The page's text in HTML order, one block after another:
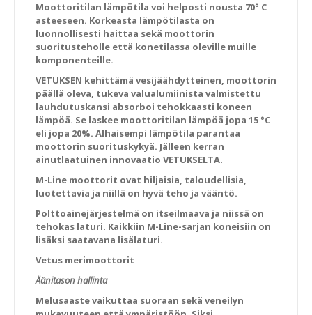
Moottoritilan lämpötila voi helposti nousta 70° C
asteeseen. Korkeasta lämpötilasta on
luonnollisesti haittaa sekä moottorin
suoritusteholle että konetilassa oleville muille
komponenteille.
VETUKSEN kehittämä vesijäähdytteinen, moottorin
päällä oleva, tukeva valualumiinista valmistettu
lauhdutuskansi absorboi tehokkaasti koneen
lämpöä. Se laskee moottoritilan lämpöä jopa 15 °C
eli jopa 20%. Alhaisempi lämpötila parantaa
moottorin suorituskykyä. Jälleen kerran
ainutlaatuinen innovaatio VETUKSELTA.
M-Line moottorit ovat hiljaisia, taloudellisia,
luotettavia ja niillä on hyvä teho ja vääntö.
Polttoainejärjestelmä on itseilmaava ja niissä on
tehokas laturi. Kaikkiin M-Line-sarjan koneisiin on
lisäksi saatavana lisälaturi.
Vetus merimoottorit
Äänitason hallinta
Melusaaste vaikuttaa suoraan sekä veneilyn